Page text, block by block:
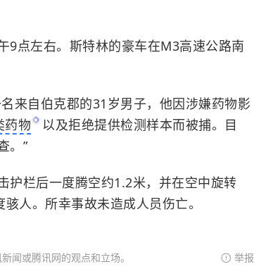
9点左右。斯特林的豪车在M3高速公路南
来自伯克郡的31岁男子，他因涉嫌药物影
药物
以及拒绝提供检测样本而被捕。目
。”
护栏后一度腾空约1.2米，并在空中旋转
人。所幸事故未造成人员伤亡。
闻或腾讯网的观点和立场。 举报